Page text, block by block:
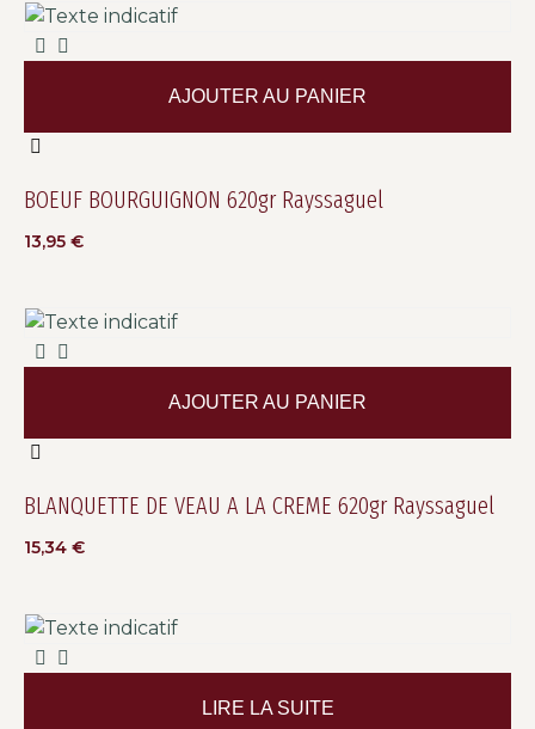
BOEUF BOURGUIGNON 620gr Rayssaguel
13,95 €
AJOUTER AU PANIER
BLANQUETTE DE VEAU A LA CREME 620gr Rayssaguel
15,34 €
AJOUTER AU PANIER
LIRE LA SUITE